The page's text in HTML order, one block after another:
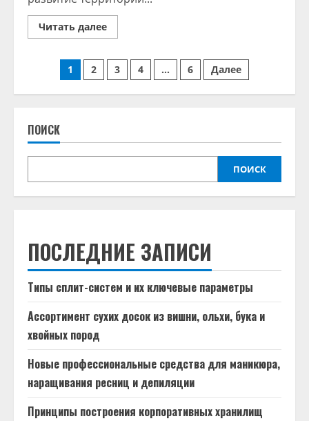
Читать далееRead
more
изменений
План
землепользования
Пагинация
записей
1 2 3 4 … 6 Далее
ПОИСК
ПОИСК
ПОСЛЕДНИЕ ЗАПИСИ
Типы сплит-систем и их ключевые параметры
Ассортимент сухих досок из вишни, ольхи, бука и
хвойных пород
Новые профессиональные средства для маникюра,
наращивания ресниц и депиляции
Принципы построения корпоративных хранилищ